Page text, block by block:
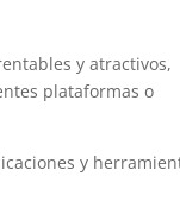
y atractivos,
plataformas o
y